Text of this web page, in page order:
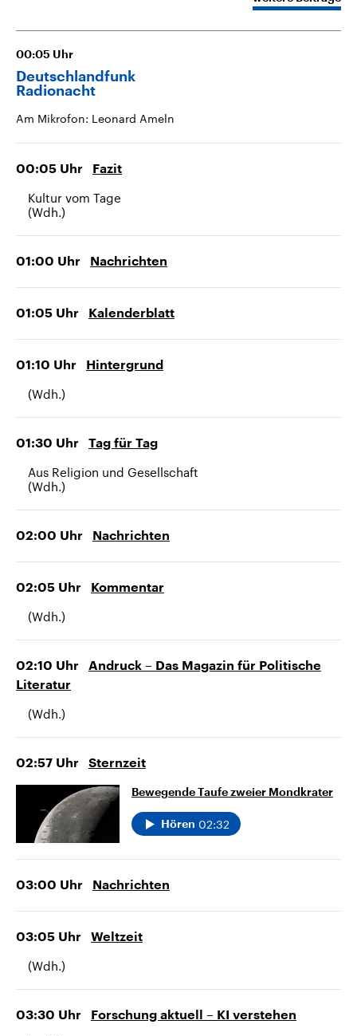
Wahlprogramme, aktuelle Berichte
und Hintergründe zu den Parteien
und Kandidaten der anstehenden
Wahl.
aktuelle Weltgeschehen.
Audio-Archiv
00:05 Uhr
Deutschlandfunk
Radionacht
Am Mikrofon: Leonard Ameln
00:05 Uhr Fazit
Kultur vom Tage
(Wdh.)
01:00 Uhr Nachrichten
01:05 Uhr Kalenderblatt
01:10 Uhr Hintergrund
(Wdh.)
01:30 Uhr Tag für Tag
Aus Religion und Gesellschaft
(Wdh.)
02:00 Uhr Nachrichten
02:05 Uhr Kommentar
(Wdh.)
02:10 Uhr
Andruck – Das Magazin für Politische
Literatur
(Wdh.)
02:57 Uhr Sternzeit
Bewegende Taufe zweier Mondkrater
Hören 02:32
03:00 Uhr Nachrichten
03:05 Uhr Weltzeit
(Wdh.)
03:30 Uhr Forschung aktuell – KI verstehen